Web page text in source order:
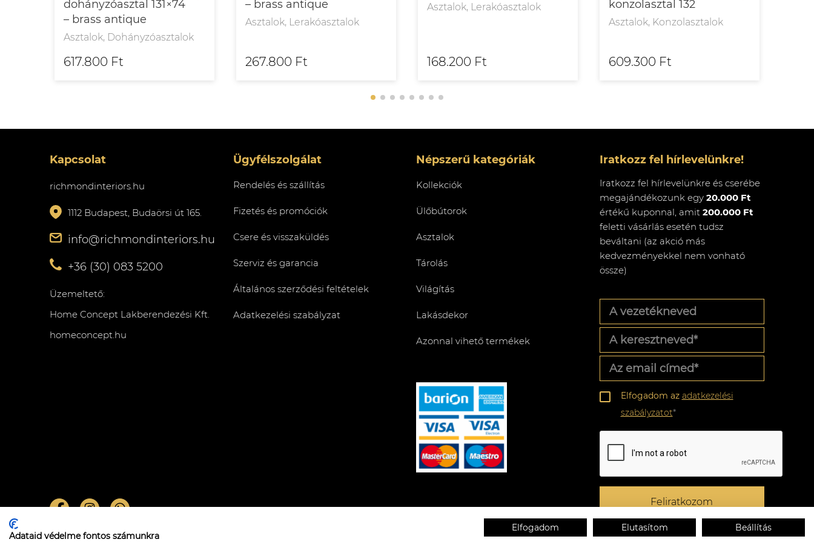
dohányzóasztal 131×74
– brass antique
Asztalok, Dohányzóasztalok
617.800 Ft
– brass antique
Asztalok, Lerakóasztalok
267.800 Ft
Asztalok, Lerakóasztalok
168.200 Ft
konzolasztal 132
Asztalok, Konzolasztalok
609.300 Ft
Kapcsolat
richmondinteriors.hu
1112 Budapest, Budaörsi út 165.
info@richmondinteriors.hu
+36 (30) 083 5200
Üzemeltető:
Home Concept Lakberendezési Kft.
homeconcept.hu
Ügyfélszolgálat
Rendelés és szállítás
Fizetés és promóciók
Csere és visszaküldés
Szerviz és garancia
Általános szerződési feltételek
Adatkezelési szabályzat
Népszerű kategóriák
Kollekciók
Ülőbútorok
Asztalok
Tárolás
Világítás
Lakásdekor
Azonnal vihető termékek
Iratkozz fel hírlevelünkre!
Iratkozz fel hírlevelünkre és cserébe
megajándékozunk egy 20.000 Ft
értékű kuponnal, amit200.000 Ft
feletti vásárlás esetén tudsz
beváltani (az akció más
kedvezményekkel nem vonható
össze)
vezetékneved
keresztneved*
email
címed*
Adatkezelési
szabályzat*
Elfogadom az adatkezelési
szabályzatot*
CAPTCHA
Feliratkozom
Adataid védelme fontos számunkra
Elfogadom Elutasítom Beállítás